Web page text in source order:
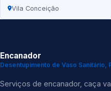
Vila Conceição
Encanador
Desentupimento de Vaso Sanitário,
Serviços de encanador, caça